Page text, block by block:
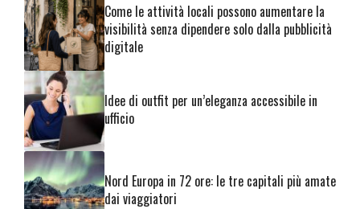
Come le attività locali possono aumentare la
visibilità senza dipendere solo dalla pubblicità
digitale
Idee di outfit per un’eleganza accessibile in
ufficio
Nord Europa in 72 ore: le tre capitali più amate
dai viaggiatori